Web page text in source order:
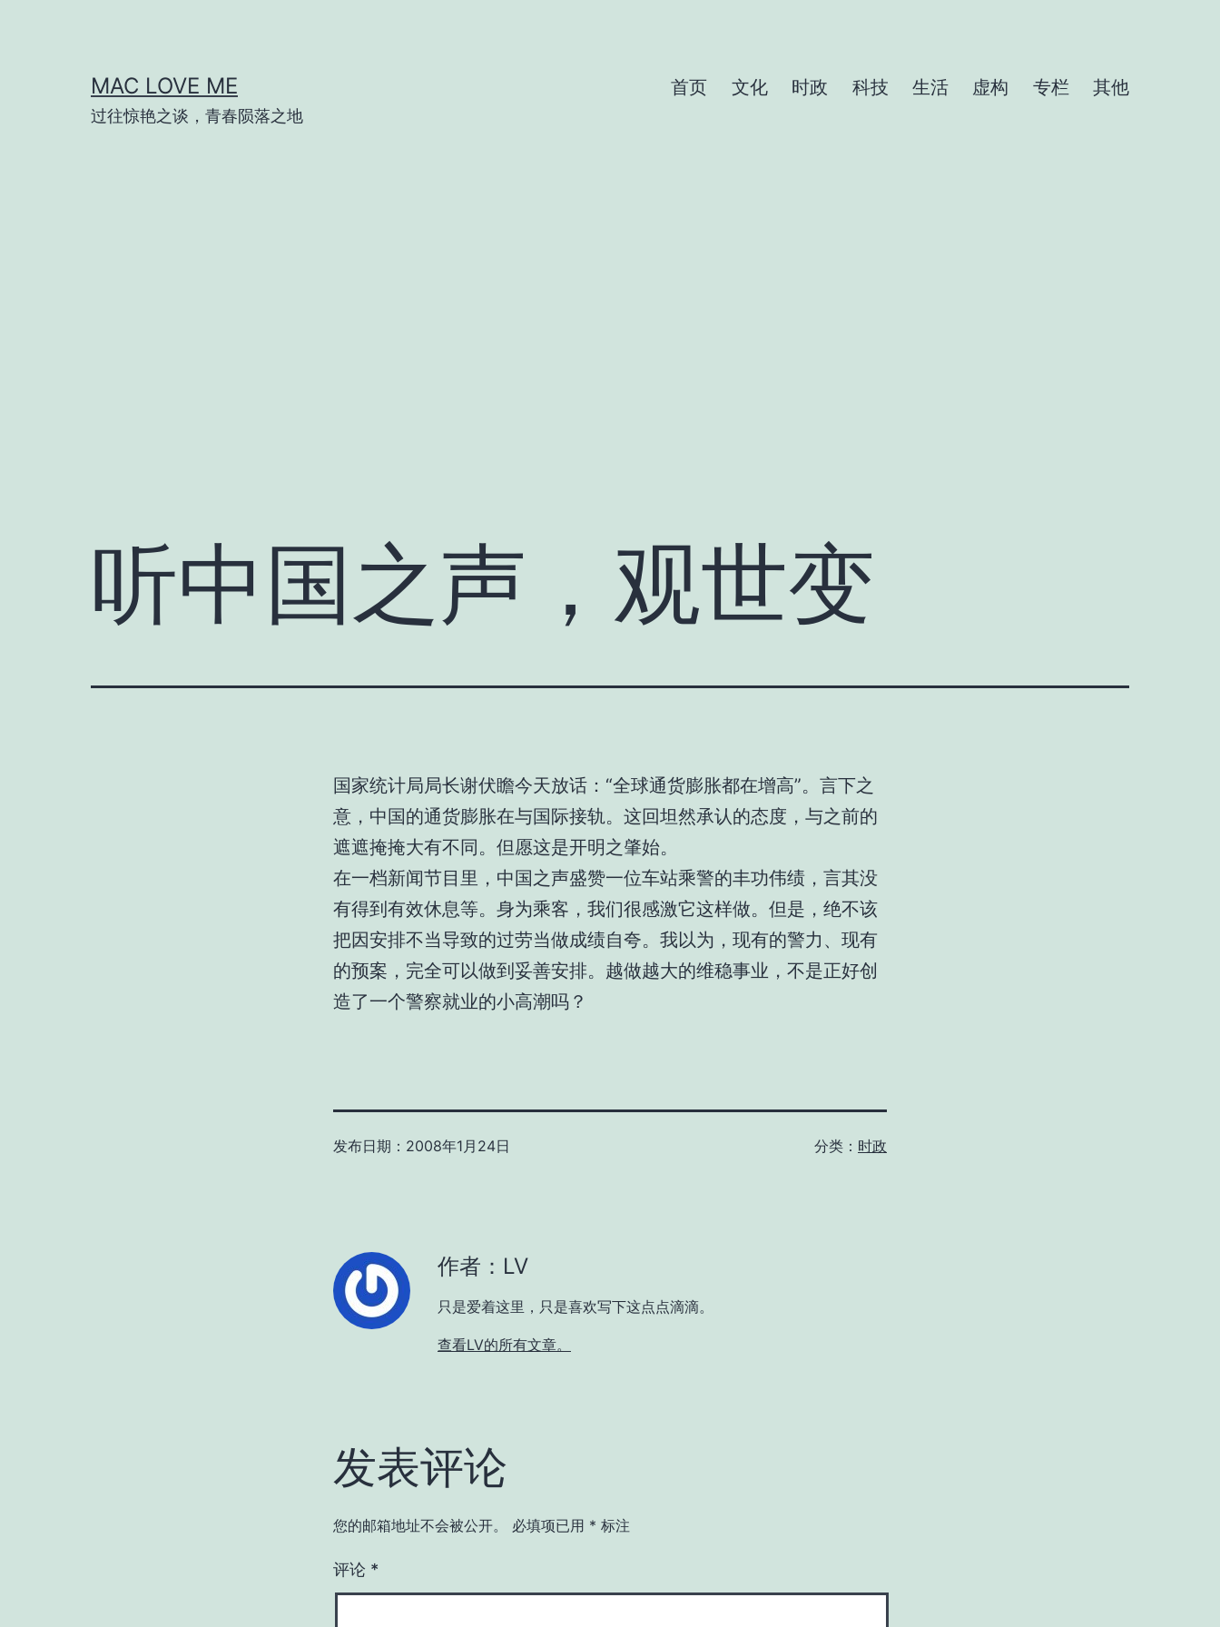
MAC LOVE ME
过往惊艳之谈，青春陨落之地
首页 文化 时政 科技 生活 虚构 专栏 其他
听中国之声，观世变
国家统计局局长谢伏瞻今天放话：“全球通货膨胀都在增高”。言下之
意，中国的通货膨胀在与国际接轨。这回坦然承认的态度，与之前的
遮遮掩掩大有不同。但愿这是开明之肇始。
在一档新闻节目里，中国之声盛赞一位车站乘警的丰功伟绩，言其没
有得到有效休息等。身为乘客，我们很感激它这样做。但是，绝不该
把因安排不当导致的过劳当做成绩自夸。我以为，现有的警力、现有
的预案，完全可以做到妥善安排。越做越大的维稳事业，不是正好创
造了一个警察就业的小高潮吗？
发布日期： 2008年1月24日 分类： 时政
作者：LV
只是爱着这里，只是喜欢写下这点点滴滴。
查看LV的所有文章。
发表评论
您的邮箱地址不会被公开。 必填项已用 * 标注
评论 *